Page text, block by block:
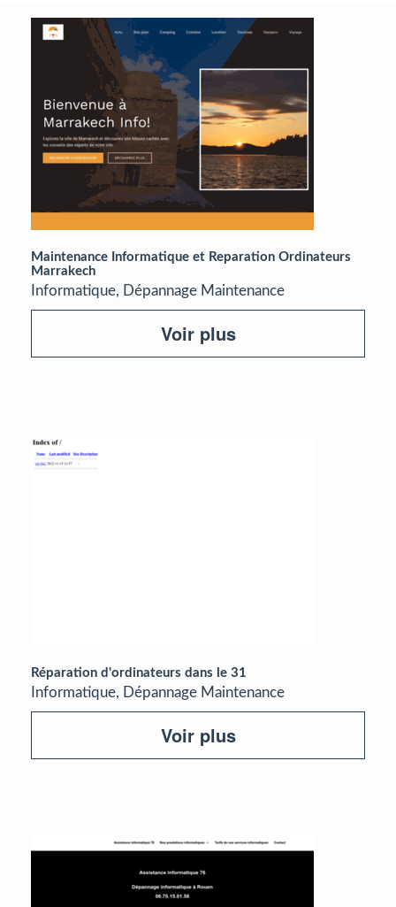
Maintenance Informatique et Reparation Ordinateurs
Marrakech
Informatique, Dépannage Maintenance
Voir plus
Réparation d'ordinateurs dans le 31
Informatique, Dépannage Maintenance
Voir plus